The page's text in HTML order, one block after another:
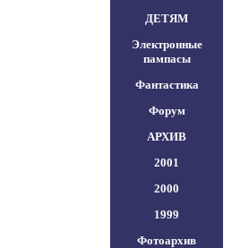
ДЕТЯМ
Электронные
пампасы
Фантастика
Форум
АРХИВ
2001
2000
1999
Фотоархив